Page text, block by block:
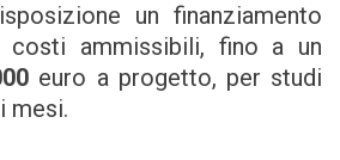
un finanziamento
ammissibili, fino a un
euro a progetto, per studi
mesi.